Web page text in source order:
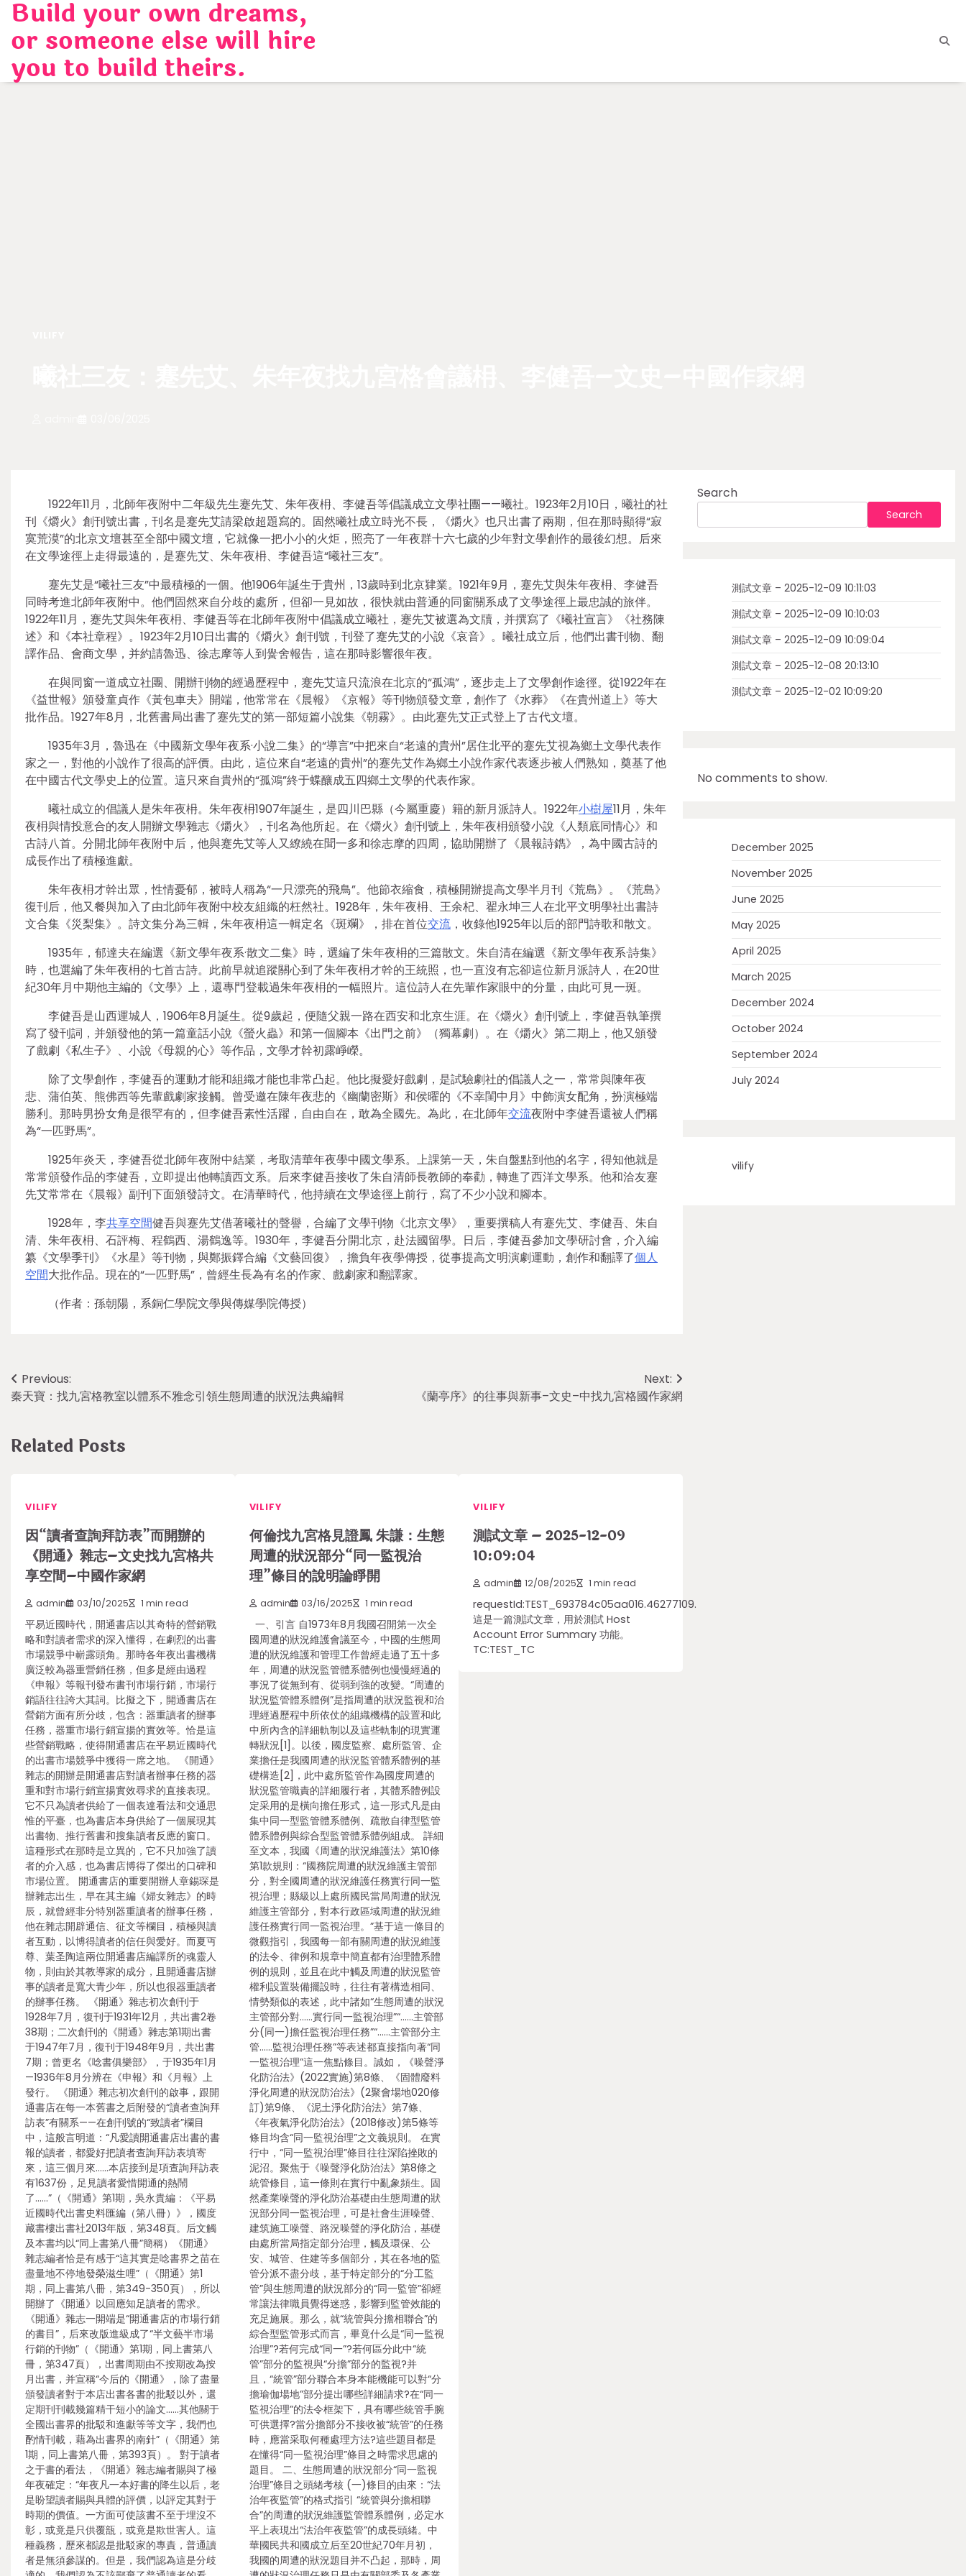
Skip
content
Build your own dreams,
or someone else will hire
you to build theirs.
1922年11月，北師年夜附中二年級先生蹇先艾、朱年夜枏、李健吾等倡議成立文學社團——曦社。1923年2月10日，曦社的社
刊《爝火》創刊號出書，刊名是蹇先艾請梁啟超題寫的。固然曦社成立時光不長，《爝火》也只出書了兩期，但在那時顯得“寂
寞荒漠”的北京文壇甚至全部中國文壇，它就像一把小小的火炬，照亮了一年夜群十六七歲的少年對文學創作的最後幻想。后來
在文學途徑上走得最遠的，是蹇先艾、朱年夜枏、李健吾這“曦社三友”。
蹇先艾是“曦社三友”中最積極的一個。他1906年誕生于貴州，13歲時到北京肄業。1921年9月，蹇先艾與朱年夜枏、李健吾
同時考進北師年夜附中。他們固然來自分歧的處所，但卻一見如故，很快就由普通的同窗關系成了文學途徑上最忠誠的旅伴。
1922年11月，蹇先艾與朱年夜枏、李健吾等在北師年夜附中倡議成立曦社，蹇先艾被選為文牘，并撰寫了《曦社宣言》《社務陳
述》和《本社章程》。1923年2月10日出書的《爝火》創刊號，刊登了蹇先艾的小說《哀音》。曦社成立后，他們出書刊物、翻
譯作品、會商文學，并約請魯迅、徐志摩等人到黌舍報告，這在那時影響很年夜。
在與同窗一道成立社團、開辦刊物的經過歷程中，蹇先艾這只流浪在北京的“孤鴻”，逐步走上了文學創作途徑。從1922年在
《益世報》頒發童貞作《黃包車夫》開端，他常常在《晨報》《京報》等刊物頒發文章，創作了《水葬》《在貴州道上》等大
批作品。1927年8月，北舊書局出書了蹇先艾的第一部短篇小說集《朝霧》。由此蹇先艾正式登上了古代文壇。
1935年3月，魯迅在《中國新文學年夜系·小說二集》的“導言”中把來自“老遠的貴州”居住北平的蹇先艾視為鄉土文學代表作
家之一，對他的小說作了很高的評價。由此，這位來自“老遠的貴州”的蹇先艾作為鄉土小說作家代表逐步被人們熟知，奠基了他
在中國古代文學史上的位置。這只來自貴州的“孤鴻”終于蝶釀成五四鄉土文學的代表作家。
曦社成立的倡議人是朱年夜枏。朱年夜枏1907年誕生，是四川巴縣（今屬重慶）籍的新月派詩人。1922年小樹屋11月，朱年
夜枏與情投意合的友人開辦文學雜志《爝火》，刊名為他所起。在《爝火》創刊號上，朱年夜枏頒發小說《人類底同情心》和
古詩八首。分開北師年夜附中后，他與蹇先艾等人又繚繞在聞一多和徐志摩的四周，協助開辦了《晨報詩鐫》，為中國古詩的
成長作出了積極進獻。
朱年夜枏才幹出眾，性情憂郁，被時人稱為“一只漂亮的飛鳥”。他節衣縮食，積極開辦提高文學半月刊《荒島》。《荒島》
復刊后，他又餐與加入了由北師年夜附中校友組織的枉然社。1928年，朱年夜枏、王余杞、翟永坤三人在北平文明學社出書詩
文合集《災梨集》。詩文集分為三輯，朱年夜枏這一輯定名《斑斕》，排在首位交流 ，收錄他1925年以后的部門詩歌和散文。
1935年，郁達夫在編選《新文學年夜系·散文二集》時，選編了朱年夜枏的三篇散文。朱自清在編選《新文學年夜系·詩集》
時，也選編了朱年夜枏的七首古詩。此前早就追蹤關心到了朱年夜枏才幹的王統照，也一直沒有忘卻這位新月派詩人，在20世
紀30年月中期他主編的《文學》上，還專門登載過朱年夜枏的一幅照片。這位詩人在先輩作家眼中的分量，由此可見一斑。
李健吾是山西運城人，1906年8月誕生。從9歲起，便隨父親一路在西安和北京生涯。在《爝火》創刊號上，李健吾執筆撰
寫了發刊詞，并頒發他的第一篇童話小說《螢火蟲》和第一個腳本《出門之前》（獨幕劇）。在《爝火》第二期上，他又頒發
了戲劇《私生子》、小說《母親的心》等作品，文學才幹初露崢嶸。
除了文學創作，李健吾的運動才能和組織才能也非常凸起。他比擬愛好戲劇，是試驗劇社的倡議人之一，常常與陳年夜
悲、蒲伯英、熊佛西等先輩戲劇家接觸。曾受邀在陳年夜悲的《幽蘭密斯》和侯曜的《不幸閨中月》中飾演女配角，扮演極端
勝利。那時男扮女角是很罕有的，但李健吾素性活躍，自由自在，敢為全國先。為此，在北師年交流夜附中李健吾還被人們稱
為“一匹野馬”。
1925年炎天，李健吾從北師年夜附中結業，考取清華年夜學中國文學系。上課第一天，朱自盤點到他的名字，得知他就是
常常頒發作品的李健吾，立即提出他轉讀西文系。后來李健吾接收了朱自清師長教師的奉勸，轉進了西洋文學系。他和洽友蹇
先艾常常在《晨報》副刊下面頒發詩文。在清華時代，他持續在文學途徑上前行，寫了不少小說和腳本。
1928年，李共享空間健吾與蹇先艾借著曦社的聲譽，合編了文學刊物《北京文學》，重要撰稿人有蹇先艾、李健吾、朱自
清、朱年夜枏、石評梅、程鶴西、湯鶴逸等。1930年，李健吾分開北京，赴法國留學。日后，李健吾參加文學研討會，介入編
纂《文學季刊》《水星》等刊物，與鄭振鐸合編《文藝回復》，擔負年夜學傳授，從事提高文明演劇運動，創作和翻譯了個人
空間大批作品。現在的“一匹野馬”，曾經生長為有名的作家、戲劇家和翻譯家。
（作者：孫朝陽，系銅仁學院文學與傳媒學院傳授）
Post
navigation
Previous:
秦天寶：找九宮格教室以體系不雅念引領生態周遭的狀況法典編輯
Next:
《蘭亭序》的往事與新事–文史–中找九宮格國作家網
Related Posts
VILIFY
因“讀者查詢拜訪表”而開辦的
《開通》雜志–文史找九宮格共
享空間–中國作家網
admin 03/10/2025 1 min read
平易近國時代，開通書店以其奇特的營銷戰
略和對讀者需求的深入懂得，在劇烈的出書
市場競爭中嶄露頭角。那時各年夜出書機構
廣泛較為器重營銷任務，但多是經由過程
《申報》等報刊發布書刊市場行銷，市場行
銷語往往誇大其詞。比擬之下，開通書店在
營銷方面有所分歧，包含：器重讀者的辦事
任務，器重市場行銷宣揚的實效等。恰是這
些營銷戰略，使得開通書店在平易近國時代
的出書市場競爭中獲得一席之地。 《開通》
雜志的開辦是開通書店對讀者辦事任務的器
重和對市場行銷宣揚實效尋求的直接表現。
它不只為讀者供給了一個表達看法和交通思
惟的平臺，也為書店本身供給了一個展現其
出書物、推行舊書和搜集讀者反應的窗口。
這種形式在那時是立異的，它不只加強了讀
者的介入感，也為書店博得了傑出的口碑和
市場位置。 開通書店的重要開辦人章錫琛是
辦雜志出生，早在其主編《婦女雜志》的時
辰，就曾經非分特別器重讀者的辦事任務，
他在雜志開辟通信、征文等欄目，積極與讀
者互動，以博得讀者的信任與愛好。而夏丏
尊、葉圣陶這兩位開通書店編譯所的魂靈人
物，則由於其教導家的成分，且開通書店辦
事的讀者是寬大青少年，所以也很器重讀者
的辦事任務。 《開通》雜志初次創刊于
1928年7月，復刊于1931年12月，共出書2卷
38期；二次創刊的《開通》雜志第1期出書
于1947年7月，復刊于1948年9月，共出書
7期；曾更名《唸書俱樂部》，于1935年1月
—1936年8月分辨在《申報》和《月報》上
發行。 《開通》雜志初次創刊的啟事，跟開
通書店在每一本舊書之后附發的“讀者查詢拜
訪表”有關系——在創刊號的“致讀者”欄目
中，這般言明道：“凡愛讀開通書店出書的書
報的讀者，都愛好把讀者查詢拜訪表填寄
來，這三個月來……本店接到是項查詢拜訪表
有1637份，足見讀者愛惜開通的熱鬧
了……”（《開通》第1期，吳永貴編：《平易
近國時代出書史料匯編（第八冊）》，國度
藏書樓出書社2013年版，第348頁。后文觸
及本書均以“同上書第八冊”簡稱）《開通》
雜志編者恰是有感于“這其實是唸書界之苗在
盡量地不停地發榮滋生哩”（《開通》第1
期，同上書第八冊，第349-350頁），所以
開辦了《開通》以回應知足讀者的需求。
《開通》雜志一開端是“開通書店的市場行銷
的書目”，后來改版進級成了“半文藝半市場
行銷的刊物”（《開通》第1期，同上書第八
冊，第347頁），出書周期由不按期改為按
月出書，并宣稱“今后的《開通》，除了盡量
頒發讀者對于本店出書各書的批駁以外，還
定期刊刊載幾篇精干短小的論文……其他關于
全國出書界的批駁和進獻等等文字，我們也
酌情刊載，藉為出書界的南針”（《開通》第
1期，同上書第八冊，第393頁）。 對于讀者
之于書的看法，《開通》雜志編者賜與了極
年夜確定：“年夜凡一本好書的降生以后，老
是盼望讀者賜與具體的評價，以評定其對于
時期的價值。一方面可使該書不至于埋沒不
彰，或竟是只供覆瓿，或竟是欺世害人。這
種義務，歷來都認是批駁家的專責，普通讀
者是無須參謀的。但是，我們認為這是分歧
VILIFY
何倫找九宮格見證鳳 朱謙：生態
周遭的狀況部分“同一監視治
理”條目的說明論睜開
admin 03/16/2025 1 min read
一、引言 自1973年8月我國召開第一次全
國周遭的狀況維護會議至今，中國的生態周
遭的狀況維護和管理工作曾經走過了五十多
年，周遭的狀況監管體系體例也慢慢經過的
事況了從無到有、從弱到強的改變。“周遭的
狀況監管體系體例”是指周遭的狀況監視和治
理經過歷程中所依仗的組織機構的設置和此
中所內含的詳細軌制以及這些軌制的現實運
轉狀況[1]。以後，國度監察、處所監管、企
業擔任是我國周遭的狀況監管體系體例的基
礎構造[2]，此中處所監管作為國度周遭的
狀況監管職責的詳細履行者，其體系體例設
定采用的是橫向擔任形式，這一形式凡是由
集中同一型監管體系體例、疏散自律型監管
體系體例與綜合型監管體系體例組成。 詳細
至文本，我國《周遭的狀況維護法》第10條
第1款規則：“國務院周遭的狀況維護主管部
分，對全國周遭的狀況維護任務實行同一監
視治理；縣級以上處所國民當局周遭的狀況
維護主管部分，對本行政區域周遭的狀況維
護任務實行同一監視治理。”基于這一條目的
微觀指引，我國每一部有關周遭的狀況維護
的法令、律例和規章中簡直都有治理體系體
例的規則，並且在此中觸及周遭的狀況監管
權利設置裝備擺設時，往往有著構造相同、
情勢類似的表述，此中諸如“生態周遭的狀況
主管部分對……實行同一監視治理”“……主管部
分(同一)擔任監視治理任務”“……主管部分主
管……監視治理任務”等表述都直接指向著“同
一監視治理”這一焦點條目。誠如，《噪聲淨
化防治法》(2022實施)第8條、《固體廢料
淨化周遭的狀況防治法》(2聚會場地020修
訂)第9條、《泥土淨化防治法》第7條、
《年夜氣淨化防治法》(2018修改)第5條等
條目均含“同一監視治理”之文義規則。 在實
行中，“同一監視治理”條目往往深陷挫敗的
泥沼。聚焦于《噪聲淨化防治法》第8條之
統管條目，這一條則在實行中亂象頻生。固
然產業噪聲的淨化防治基礎由生態周遭的狀
況部分同一監視治理，可是社會生涯噪聲、
建筑施工噪聲、路況噪聲的淨化防治，基礎
由處所當局指定部分治理，觸及環保、公
安、城管、住建等多個部分，其在各地的監
管分派不盡分歧，基于特定部分的“分工監
管”與生態周遭的狀況部分的“同一監管”卻經
常讓法律職員覺得迷惑，影響到監管效能的
充足施展。那么，就“統管與分擔相聯合”的
綜合型監管形式而言，畢竟什么是“同一監視
治理”?若何完成“同一”?若何區分此中“統
管”部分的監視與“分擔”部分的監視?并
且，“統管”部分聯合本身本能機能可以對“分
擔瑜伽場地”部分提出哪些詳細請求?在“同一
監視治理”的法令框架下，具有哪些統管手腕
可供選擇?當分擔部分不接收被“統管”的任務
時，應當采取何種處理方法?這些題目都是
在懂得“同一監視治理”條目之時需求思慮的
題目。 二、生態周遭的狀況部分“同一監視
治理”條目之頭緒考核 (一)條目的由來：“法
治年夜監管”的格式指引 “統管與分擔相聯
合”的周遭的狀況維護監管體系體例，必定水
平上表現出“法治年夜監管”的成長頭緒。中
華國民共和國成立后至20世紀70年月初，
我國的周遭的狀況題目并不凸起，那時，周
VILIFY
測試文章 – 2025-12-09
10:09:04
admin 12/08/2025 1 min read
requestId:TEST_693784c05aa016.46277109.
這是一篇測試文章，用於測試 Host
Account Error Summary 功能。
TC:TEST_TC
Search
Search
測試文章 – 2025-12-09 10:11:03
測試文章 – 2025-12-09 10:10:03
測試文章 – 2025-12-09 10:09:04
測試文章 – 2025-12-08 20:13:10
測試文章 – 2025-12-02 10:09:20
No comments to show.
December 2025
November 2025
June 2025
May 2025
April 2025
March 2025
December 2024
October 2024
September 2024
July 2024
vilify